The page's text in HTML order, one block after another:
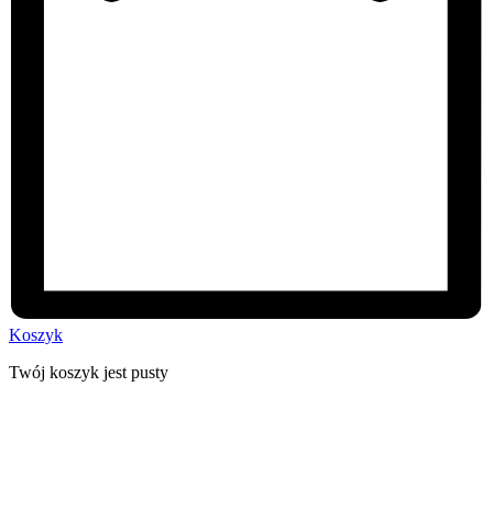
Koszyk
Twój koszyk jest pusty